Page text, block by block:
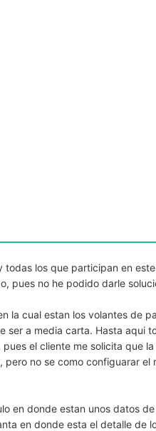
todas los que participan en
pues no he podido darle
la cual estan los volantes de
ser a media carta. Hasta aqui
el cliente me solicita que
pero no se como configuarar
en donde estan unos datos
en donde esta el detalle de